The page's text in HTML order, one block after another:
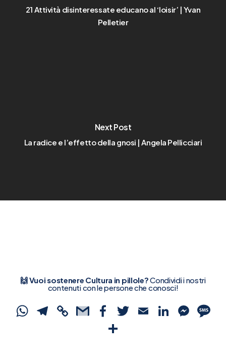
21 Attività disinteressate educano al ‘loisir’ | Yvan
Pelletier
Next Post
La radice e l’effetto della gnosi | Angela Pellicciari
🙌 Vuoi sostenere Cultura in pillole?Condividi i nostri
contenuti con le persone che conosci!
WhatsApp
Telegram
CopyGmailFacebook
Twitter
Email